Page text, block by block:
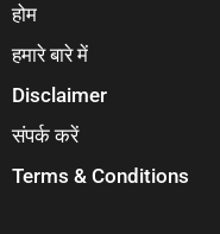
होम
हमारे बारे में
Disclaimer
संपर्क करें
Terms & Conditions